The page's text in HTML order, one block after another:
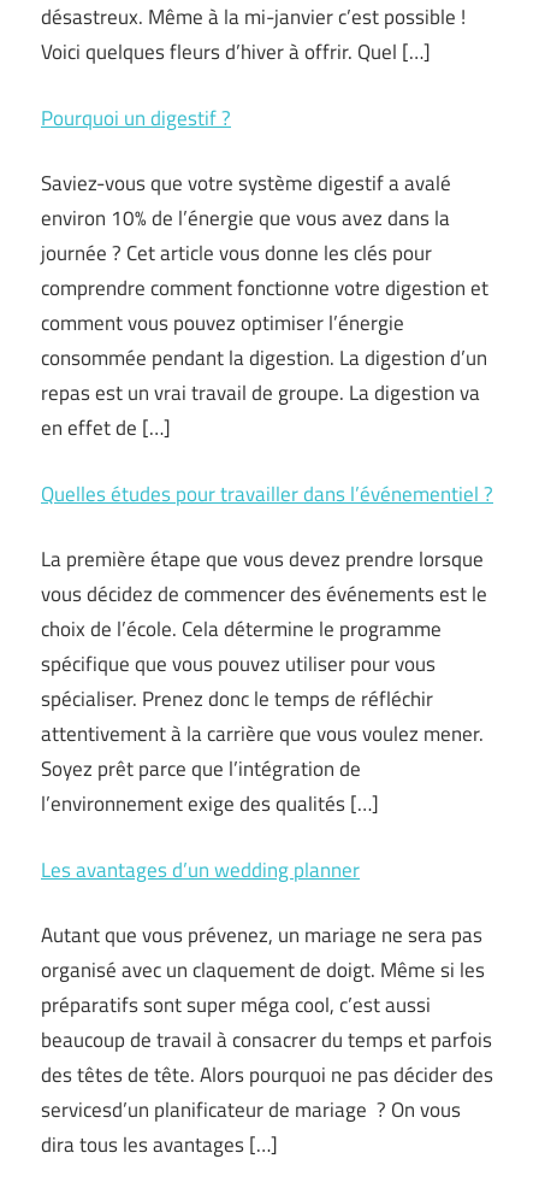
désastreux. Même à la mi-janvier c’est possible !
Voici quelques fleurs d’hiver à offrir. Quel […]
Pourquoi un digestif ?
Saviez-vous que votre système digestif a avalé
environ 10% de l’énergie que vous avez dans la
journée ? Cet article vous donne les clés pour
comprendre comment fonctionne votre digestion et
comment vous pouvez optimiser l’énergie
consommée pendant la digestion. La digestion d’un
repas est un vrai travail de groupe. La digestion va
en effet de […]
Quelles études pour travailler dans l’événementiel ?
La première étape que vous devez prendre lorsque
vous décidez de commencer des événements est le
choix de l’école. Cela détermine le programme
spécifique que vous pouvez utiliser pour vous
spécialiser. Prenez donc le temps de réfléchir
attentivement à la carrière que vous voulez mener.
Soyez prêt parce que l’intégration de
l’environnement exige des qualités […]
Les avantages d’un wedding planner
Autant que vous prévenez, un mariage ne sera pas
organisé avec un claquement de doigt. Même si les
préparatifs sont super méga cool, c’est aussi
beaucoup de travail à consacrer du temps et parfois
des têtes de tête. Alors pourquoi ne pas décider des
servicesd’un planificateur de mariage ? On vous
dira tous les avantages […]